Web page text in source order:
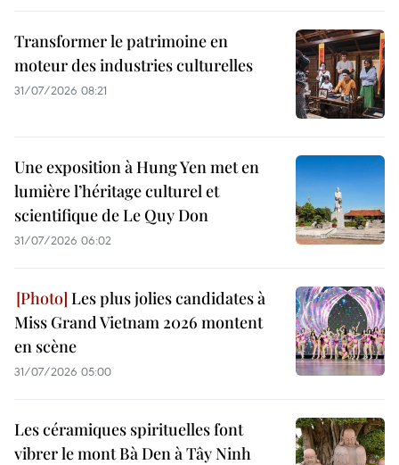
Transformer le patrimoine en
moteur des industries culturelles
31/07/2026 08:21
Une exposition à Hung Yen met en
lumière l’héritage culturel et
scientifique de Le Quy Don
31/07/2026 06:02
Les plus jolies candidates à
Miss Grand Vietnam 2026 montent
en scène
31/07/2026 05:00
Les céramiques spirituelles font
vibrer le mont Bà Den à Tây Ninh